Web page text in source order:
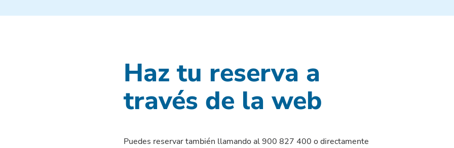
Haz tu reserva a
través de la web
Puedes reservar también llamando al 900 827 400 o directamente